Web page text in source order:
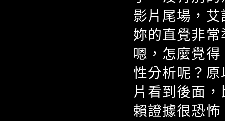
影片尾場，
妳的直覺非
嗯，怎麼覺
性分析呢？
片看到後面
賴證據很恐